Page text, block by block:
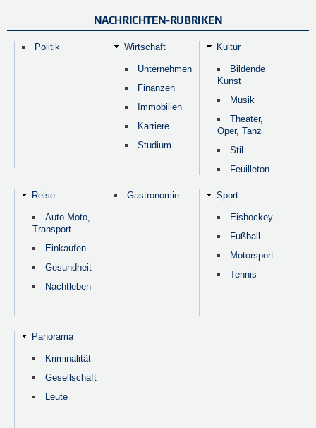
NACHRICHTEN-RUBRIKEN
Politik Wirtschaft
Unternehmen
Finanzen
Immobilien
Karriere
Studium
Kultur
Bildende
Kunst
Musik
Theater,
Oper, Tanz
Stil
Feuilleton
Reise
Auto-Moto,
Transport
Einkaufen
Gesundheit
Nachtleben
Gastronomie Sport
Eishockey
Fußball
Motorsport
Tennis
Panorama
Kriminalität
Gesellschaft
Leute